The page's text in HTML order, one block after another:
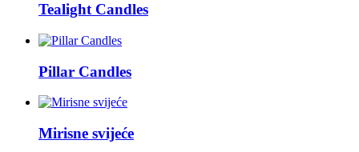
Tealight Candles
Pillar Candles
Mirisne svijeće